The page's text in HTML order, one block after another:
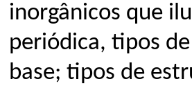
inorgânicos que
periódica, tipos
base; tipos de